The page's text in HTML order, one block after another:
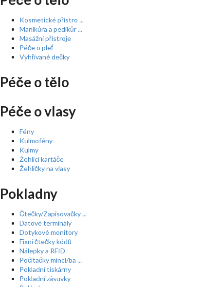
Kosmetické přístro ...
Manikůra a pedikůr ...
Masážní přístroje
Péče o pleť
Vyhřívané dečky
Péče o tělo
Péče o vlasy
Fény
Kulmofény
Kulmy
Žehlící kartáče
Žehličky na vlasy
Pokladny
Čtečky/Zapisovačky ...
Datové terminály
Dotykové monitory
Fixní čtečky kódů
Nálepky a RFID
Počítačky mincí/ba ...
Pokladní tiskárny
Pokladní zásuvky